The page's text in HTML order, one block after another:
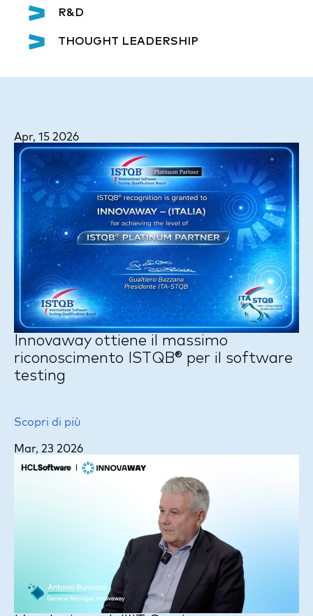
R&D
THOUGHT LEADERSHIP
Apr, 15 2026
Innovaway ottiene il massimo
riconoscimento ISTQB® per il software
testing
Scopri di più
Mar, 23 2026